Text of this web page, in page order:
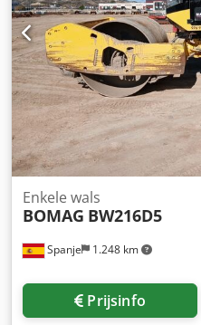
Spanje 1.248 km
Enkele wals
BOMAG BW216D5
Prijsinfo